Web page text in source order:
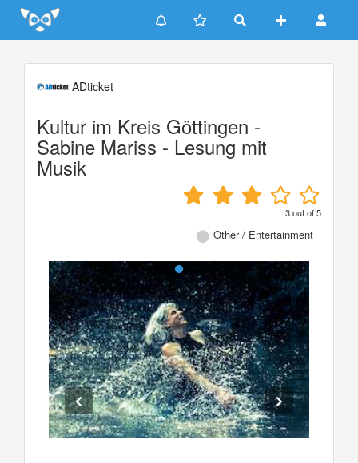
Update cookies preferences
ADticket
Kultur im Kreis Göttingen -
Sabine Mariss - Lesung mit
Musik
3out of5
Other / Entertainment